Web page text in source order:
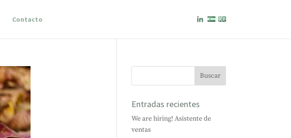
Contacto
Entradas recientes
We are hiring! Asistente de
ventas